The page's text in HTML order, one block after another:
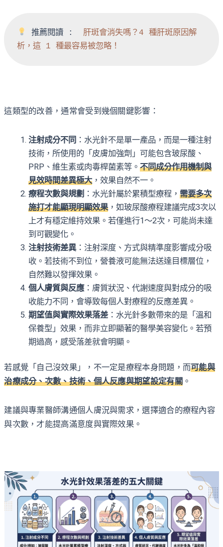
推薦閱讀 : 肝斑會消失嗎？4 種肝斑原因解
析，這 1 種最容易被忽略！
這類型的改善，通常會受到幾個關鍵影響：
注射成分不同 ：水光針不是單一產品，而是一種注射
技術，所使用的「皮膚加強劑」可能包含玻尿酸、
PRP、維生素或肉毒桿菌素等。不同成分作用機制與
見效時間差異極大 ，效果自然不一。
療程次數與規劃 ：水光針屬於累積型療程，需要多次
施打才能顯現明顯效果 ，如玻尿酸療程建議完成3次以
上才有穩定維持效果。若僅進行1～2次，可能尚未達
到可觀變化。
注射技術差異：注射深度、方式與精準度影響成分吸
收。若技術不到位，營養液可能無法送達目標層位，
自然難以發揮效果。
個人膚質與反應：膚質狀況、代謝速度與對成分的吸
收能力不同，會導致每個人對療程的反應差異。
期望值與實際效果落差：水光針多數帶來的是「溫和
保養型」效果，而非立即顯著的醫學美容變化。若預
期過高，感受落差就會明顯。
若感覺「自己沒效果」，不一定是療程本身問題，而可能與
治療成分、次數、技術、個人反應與期望設定有關。
建議與專業醫師溝通個人膚況與需求，選擇適合的療程內容
與次數，才能提高滿意度與實際效果。